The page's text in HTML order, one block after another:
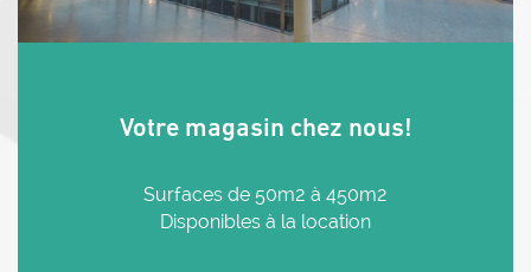
Votre magasin chez nous!
Surfaces de 50m2 à 450m2
Disponibles à la location